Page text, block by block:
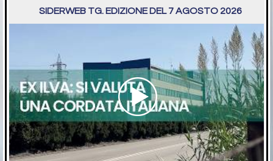
SIDERWEB TG. EDIZIONE DEL 7 AGOSTO 2026